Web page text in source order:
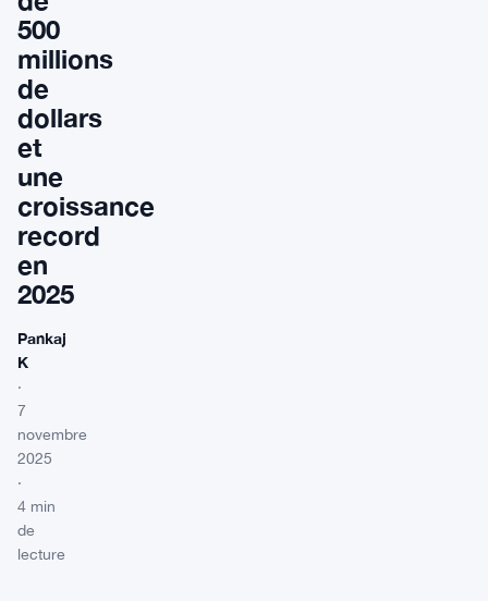
500
millions
de
dollars
et
une
croissance
record
en
2025
Pankaj
K
·
7
novembre
2025
·
4 min
de
lecture